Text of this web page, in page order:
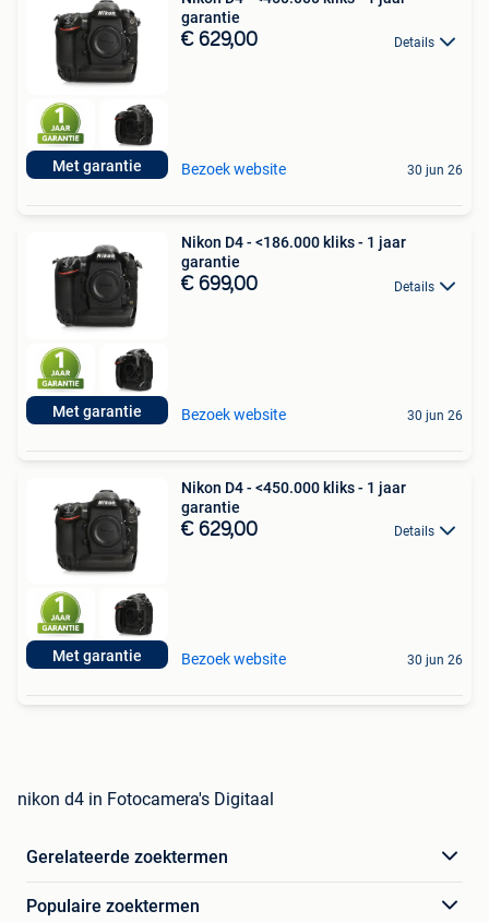
Met garantie
garantie
€ 629,00 Details
Bezoek website 30 jun 26
Met garantie
Nikon D4 - <186.000 kliks - 1 jaar
garantie
€ 699,00 Details
Bezoek website 30 jun 26
Met garantie
Nikon D4 - <450.000 kliks - 1 jaar
garantie
€ 629,00 Details
Bezoek website 30 jun 26
nikon d4 in Fotocamera's Digitaal
Gerelateerde zoektermen
Populaire zoektermen